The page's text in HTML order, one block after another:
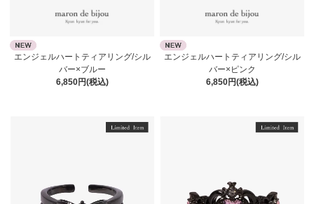
エンジェルハートティアリング/シル
バー×ブルー
6,850円(税込)
エンジェルハートティアリング/シル
バー×ピンク
6,850円(税込)